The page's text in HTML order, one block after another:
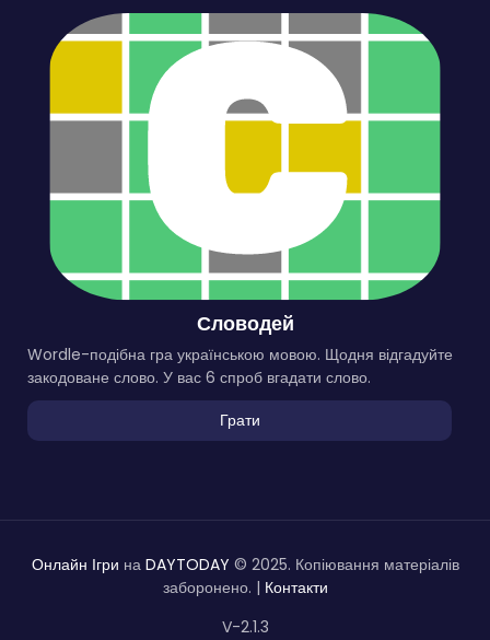
Словодей
Wordle-подібна гра українською мовою. Щодня відгадуйте
закодоване слово. У вас 6 спроб вгадати слово.
Грати
Онлайн Ігри на DAYTODAY © 2025. Копіювання матеріалів
заборонено. | Контакти
V-2.1.3